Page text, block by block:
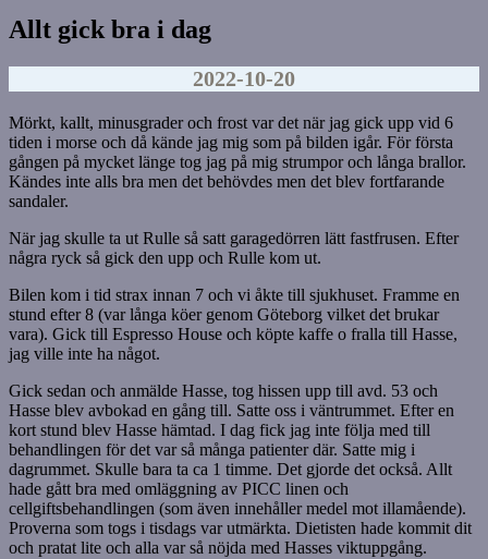
Allt gick bra i dag
2022-10-20
Mörkt, kallt, minusgrader och frost var det när jag gick upp vid 6
tiden i morse och då kände jag mig som på bilden igår. För första
gången på mycket länge tog jag på mig strumpor och långa brallor.
Kändes inte alls bra men det behövdes men det blev fortfarande
sandaler.
När jag skulle ta ut Rulle så satt garagedörren lätt fastfrusen. Efter
några ryck så gick den upp och Rulle kom ut.
Bilen kom i tid strax innan 7 och vi åkte till sjukhuset. Framme en
stund efter 8 (var långa köer genom Göteborg vilket det brukar
vara). Gick till Espresso House och köpte kaffe o fralla till Hasse,
jag ville inte ha något.
Gick sedan och anmälde Hasse, tog hissen upp till avd. 53 och
Hasse blev avbokad en gång till. Satte oss i väntrummet. Efter en
kort stund blev Hasse hämtad. I dag fick jag inte följa med till
behandlingen för det var så många patienter där. Satte mig i
dagrummet. Skulle bara ta ca 1 timme. Det gjorde det också. Allt
hade gått bra med omläggning av PICC linen och
cellgiftsbehandlingen (som även innehåller medel mot illamående).
Proverna som togs i tisdags var utmärkta. Dietisten hade kommit dit
och pratat lite och alla var så nöjda med Hasses viktuppgång.